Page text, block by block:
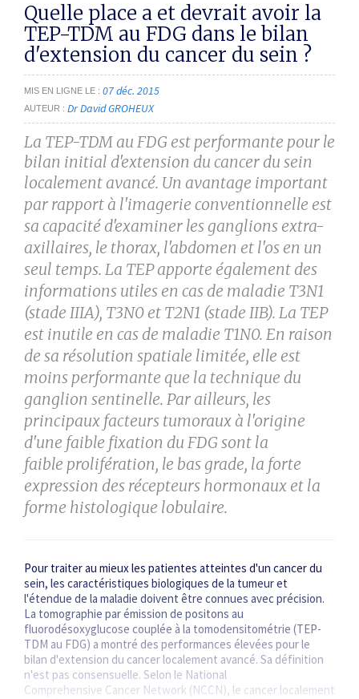
Quelle place a et devrait avoir la
TEP-TDM au FDG dans le bilan
d'extension du cancer du sein ?
MIS EN LIGNE LE 07 déc. 2015
AUTEUR Dr David GROHEUX
La TEP-TDM au FDG est performante pour le
bilan initial d'extension du cancer du sein
localement avancé. Un avantage important
par rapport à l'imagerie conventionnelle est
sa capacité d'examiner les ganglions extra-
axillaires, le thorax, l'abdomen et l'os en un
seul temps. La TEP apporte également des
informations utiles en cas de maladie T3N1
(stade IIIA), T3N0 et T2N1 (stade IIB). La TEP
est inutile en cas de maladie T1N0. En raison
de sa résolution spatiale limitée, elle est
moins performante que la technique du
ganglion sentinelle. Par ailleurs, les
principaux facteurs tumoraux à l'origine
d'une faible fixation du FDG sont la
faible prolifération, le bas grade, la forte
expression des récepteurs hormonaux et la
forme histologique lobulaire.
Pour traiter au mieux les patientes atteintes d'un cancer du
sein, les caractéristiques biologiques de la tumeur et
l'étendue de la maladie doivent être connues avec précision.
La tomographie par émission de positons au
fluorodésoxyglucose couplée à la tomodensitométrie (TEP-
TDM au FDG) a montré des performances élevées pour le
bilan d'extension du cancer localement avancé. Sa définition
n'est pas consensuelle. Selon le National
Comprehensive Cancer Network (NCCN), le cancer localement